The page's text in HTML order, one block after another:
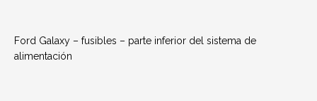
Ford Galaxy – fusibles – parte inferior del sistema de
alimentación